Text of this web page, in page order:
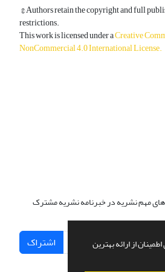
از ارائه بهترین
© Authors retain the copyright and full
restrictions.
This work is licensed under aCreative
NonCommercial 4.0 International License.
های مهم نشریه در خبرنامه نشریه مشترک
اشتراک